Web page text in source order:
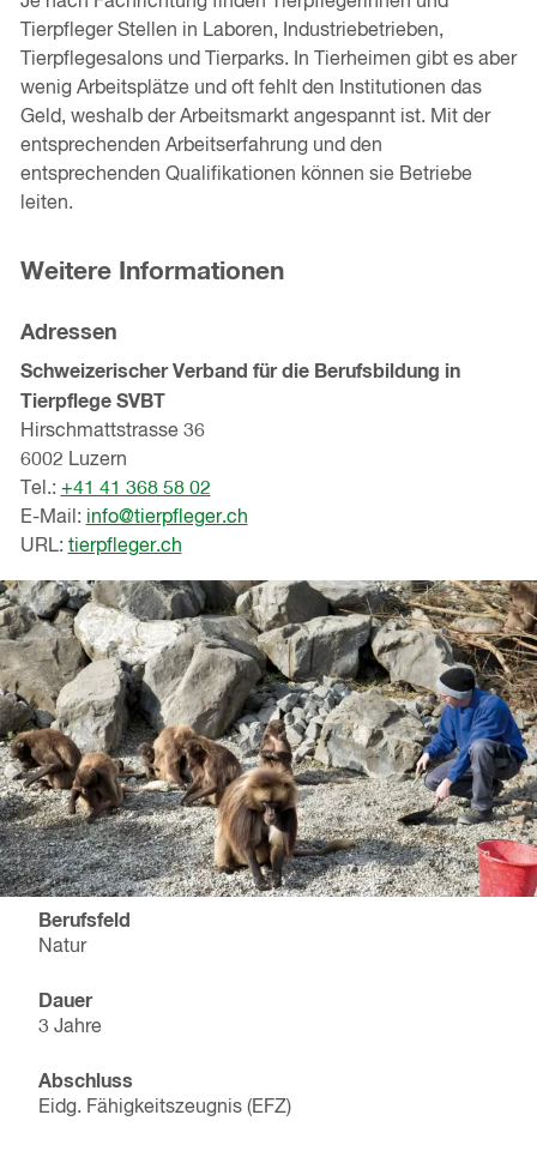
Tierpfleger Stellen in Laboren, Industriebetrieben,
Tierpflegesalons und Tierparks. In Tierheimen gibt es aber
wenig Arbeitsplätze und oft fehlt den Institutionen das
Geld, weshalb der Arbeitsmarkt angespannt ist. Mit der
entsprechenden Arbeitserfahrung und den
entsprechenden Qualifikationen können sie Betriebe
leiten.
Weitere Informationen
Adressen
Schweizerischer Verband für die Berufsbildung in
Tierpflege SVBT
Hirschmattstrasse 36
6002 Luzern
Tel.: +41 41 368 58 02
E-Mail: info@tierpfleger.ch
URL: tierpfleger.ch
Berufsfeld
Natur
Dauer
3 Jahre
Abschluss
Eidg. Fähigkeitszeugnis (EFZ)